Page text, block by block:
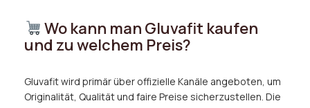
Wo kann man Gluvafit kaufen
und zu welchem Preis?
Gluvafit wird primär über offizielle Kanäle angeboten, um
Originalität, Qualität und faire Preise sicherzustellen. Die